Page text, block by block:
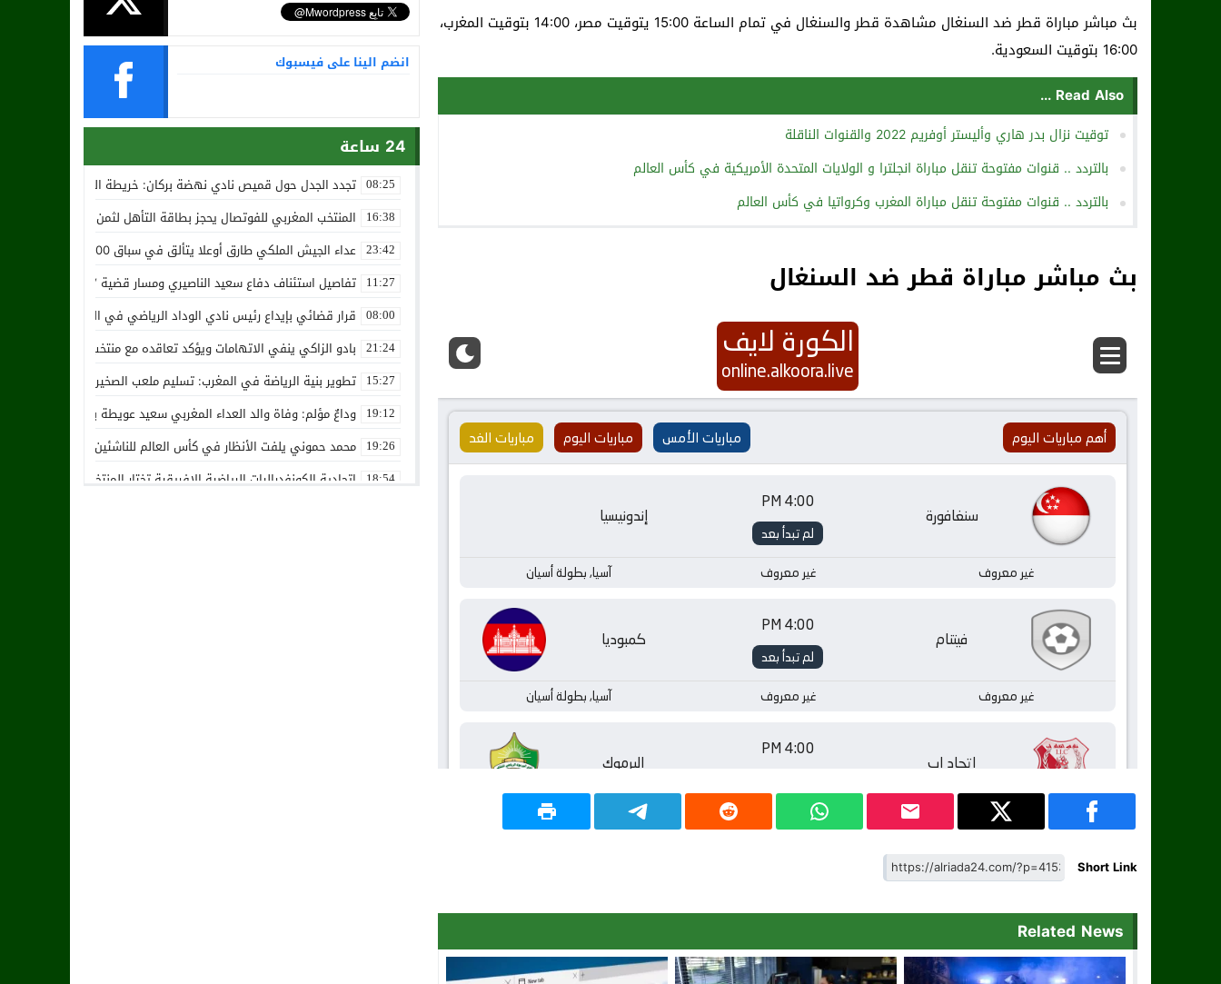
بث مباشر مباراة قطر ضد السنغال مشاهدة قطر والسنغال في تمام الساعة 15:00 يتوقيت مصر، 14:00 بتوقيت المغرب،
16:00 بتوقيت السعودية.
Read Also ...
توقيت نزال بدر هاري وأليستر أوفريم 2022 والقنوات الناقلة
بالتردد .. قنوات مفتوحة تنقل مباراة انجلترا و الولايات المتحدة الأمريكية في كأس العالم
بالتردد .. قنوات مفتوحة تنقل مباراة المغرب وكرواتيا في كأس العالم
بث مباشر مباراة قطر ضد السنغال
Short Link
Related News
انضم الينا على فيسبوك
24 ساعة
08:25 تجدد الجدل حول قميص نادي نهضة بركان: خريطة المغرب تثير استياء
16:38 المنتخب المغربي للفوتصال يحجز بطاقة التأهل لثمن نهائي مونديال
23:42 عداء الجيش الملكي طارق أوعلا يتألق في سباق 4200 متر بمدينة سلا
11:27 تفاصيل استئناف دفاع سعيد الناصيري ومسار قضية ‘بارون المخدرات
08:00 قرار قضائي بإيداع رئيس نادي الوداد الرياضي في السجن في قضية
21:24 بادو الزاكي ينفي الاتهامات ويؤكد تعاقده مع منتخب النيجر دون تكفل
15:27 تطوير بنية الرياضة في المغرب: تسليم ملعب الصخيرات بالعشب
19:12 وداعٌ مؤلم: وفاة والد العداء المغربي سعيد عويطة بعد صراع طويل
19:26 محمد حموني يلفت الأنظار في كأس العالم للناشئين ويثير اهتمام
18:54 اتحادية الكونفدراليات الرياضية الإفريقية تختار المنتخب الوطني